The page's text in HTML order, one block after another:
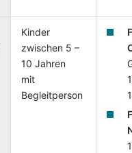
Kinder
zwischen 5 –
10 Jahren
mit
Begleitperson